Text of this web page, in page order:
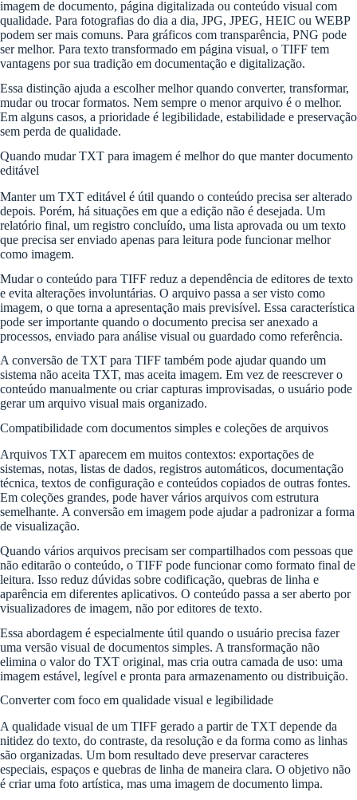
imagem de documento, página digitalizada ou conteúdo visual com
qualidade. Para fotografias do dia a dia, JPG, JPEG, HEIC ou WEBP
podem ser mais comuns. Para gráficos com transparência, PNG pode
ser melhor. Para texto transformado em página visual, o TIFF tem
vantagens por sua tradição em documentação e digitalização.
Essa distinção ajuda a escolher melhor quando converter, transformar,
mudar ou trocar formatos. Nem sempre o menor arquivo é o melhor.
Em alguns casos, a prioridade é legibilidade, estabilidade e preservação
sem perda de qualidade.
Quando mudar TXT para imagem é melhor do que manter documento
editável
Manter um TXT editável é útil quando o conteúdo precisa ser alterado
depois. Porém, há situações em que a edição não é desejada. Um
relatório final, um registro concluído, uma lista aprovada ou um texto
que precisa ser enviado apenas para leitura pode funcionar melhor
como imagem.
Mudar o conteúdo para TIFF reduz a dependência de editores de texto
e evita alterações involuntárias. O arquivo passa a ser visto como
imagem, o que torna a apresentação mais previsível. Essa característica
pode ser importante quando o documento precisa ser anexado a
processos, enviado para análise visual ou guardado como referência.
A conversão de TXT para TIFF também pode ajudar quando um
sistema não aceita TXT, mas aceita imagem. Em vez de reescrever o
conteúdo manualmente ou criar capturas improvisadas, o usuário pode
gerar um arquivo visual mais organizado.
Compatibilidade com documentos simples e coleções de arquivos
Arquivos TXT aparecem em muitos contextos: exportações de
sistemas, notas, listas de dados, registros automáticos, documentação
técnica, textos de configuração e conteúdos copiados de outras fontes.
Em coleções grandes, pode haver vários arquivos com estrutura
semelhante. A conversão em imagem pode ajudar a padronizar a forma
de visualização.
Quando vários arquivos precisam ser compartilhados com pessoas que
não editarão o conteúdo, o TIFF pode funcionar como formato final de
leitura. Isso reduz dúvidas sobre codificação, quebras de linha e
aparência em diferentes aplicativos. O conteúdo passa a ser aberto por
visualizadores de imagem, não por editores de texto.
Essa abordagem é especialmente útil quando o usuário precisa fazer
uma versão visual de documentos simples. A transformação não
elimina o valor do TXT original, mas cria outra camada de uso: uma
imagem estável, legível e pronta para armazenamento ou distribuição.
Converter com foco em qualidade visual e legibilidade
A qualidade visual de um TIFF gerado a partir de TXT depende da
nitidez do texto, do contraste, da resolução e da forma como as linhas
são organizadas. Um bom resultado deve preservar caracteres
especiais, espaços e quebras de linha de maneira clara. O objetivo não
é criar uma foto artística, mas uma imagem de documento limpa.